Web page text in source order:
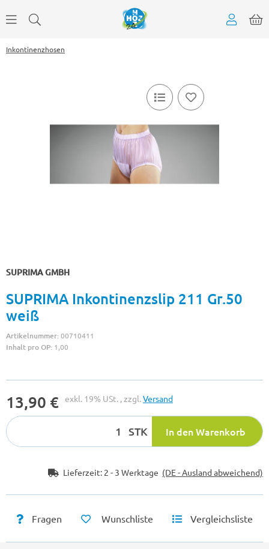
Inkontinenzhosen
SUPRIMA GMBH
SUPRIMA Inkontinenzslip 211 Gr.50
weiß
Artikelnummer:00710411
Inhalt pro OP: 1,00
13,90 € exkl. 19% USt. , zzgl.Versand
STK In den Warenkorb
Lieferzeit: 2 - 3 Werktage (DE - Ausland abweichend)
Fragen Wunschliste Vergleichsliste